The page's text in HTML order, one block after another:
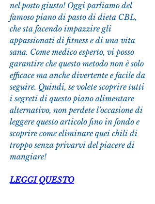
nel posto giusto! Oggi parliamo del
famoso piano di pasto di dieta CBL,
che sta facendo impazzire gli
appassionati di fitness e di una vita
sana. Come medico esperto, vi posso
garantire che questo metodo non è solo
efficace ma anche divertente e facile da
seguire. Quindi, se volete scoprire tutti
i segreti di questo piano alimentare
alternativo, non perdete l'occasione di
leggere questo articolo fino in fondo e
scoprire come eliminare quei chili di
troppo senza privarvi del piacere di
mangiare!
LEGGI QUESTO